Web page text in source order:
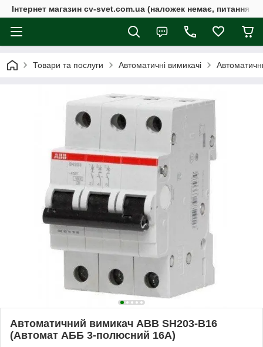
Інтернет магазин cv-svet.com.ua (наложек немає, питання у
Товари та послуги Автоматичні вимикачі
Автоматичний вимикач ABB SH203-B16
(Автомат АББ 3-полюсний 16А)